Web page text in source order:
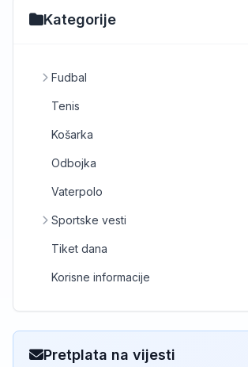
Kategorije
Fudbal
Tenis
Košarka
Odbojka
Vaterpolo
Sportske vesti
Tiket dana
Korisne informacije
Pretplata na vijesti